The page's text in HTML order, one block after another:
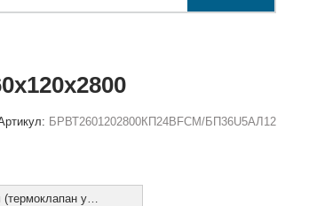
БРВТ2601202800КП24ВFCM/БП36U5АЛ12
терм (термоклапан установлен)